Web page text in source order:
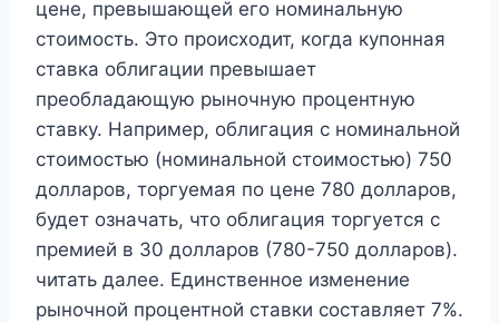
цене, превышающей его номинальную
стоимость. Это происходит, когда купонная
ставка облигации превышает
преобладающую рыночную процентную
ставку. Например, облигация с номинальной
стоимостью (номинальной стоимостью) 750
долларов, торгуемая по цене 780 долларов,
будет означать, что облигация торгуется с
премией в 30 долларов (780-750 долларов).
читать далее. Единственное изменение
рыночной процентной ставки составляет 7%.